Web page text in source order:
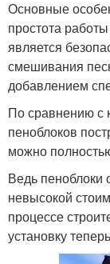
Основные
простота
является
смешивания
добавлением
По сравнению с
пеноблоков
можно
Ведь пеноблоки
невысокой
процессе
установку